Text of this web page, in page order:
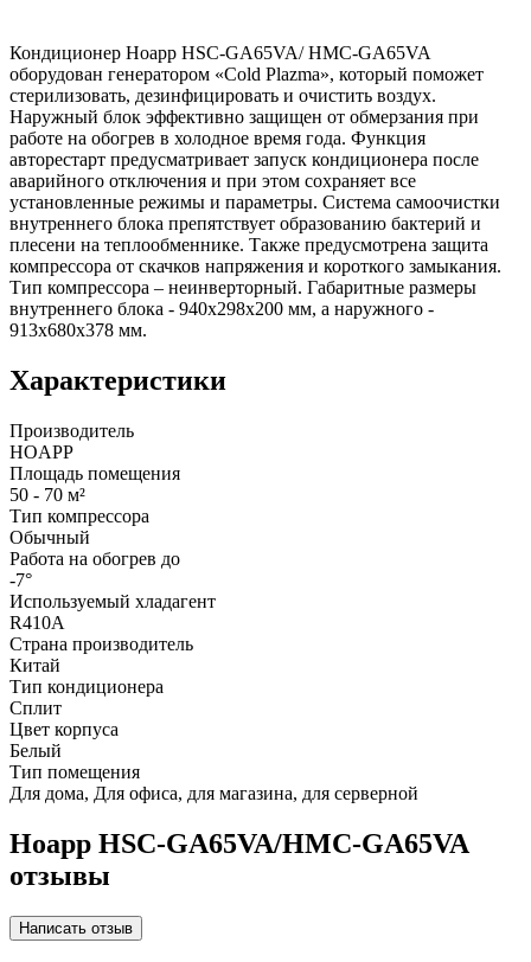
Кондиционер Ноарр HSC-GA65VA/ HMC-GA65VA
оборудован генератором «Cold Plazma», который поможет
стерилизовать, дезинфицировать и очистить воздух.
Наружный блок эффективно защищен от обмерзания при
работе на обогрев в холодное время года. Функция
авторестарт предусматривает запуск кондиционера после
аварийного отключения и при этом сохраняет все
установленные режимы и параметры. Система самоочистки
внутреннего блока препятствует образованию бактерий и
плесени на теплообменнике. Также предусмотрена защита
компрессора от скачков напряжения и короткого замыкания.
Тип компрессора – неинверторный. Габаритные размеры
внутреннего блока - 940x298x200 мм, а наружного -
913x680x378 мм.
Характеристики
Производитель
HOAPP
Площадь помещения
50 - 70 м²
Тип компрессора
Обычный
Работа на обогрев до
-7°
Используемый хладагент
R410A
Страна производитель
Китай
Тип кондиционера
Сплит
Цвет корпуса
Белый
Тип помещения
Для дома, Для офиса, для магазина, для серверной
Hoapp HSC-GA65VA/HMC-GA65VA
отзывы